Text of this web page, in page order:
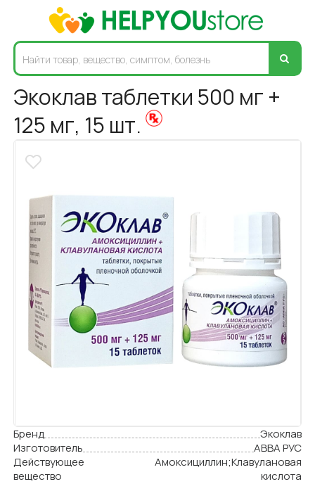
Экоклав таблетки 500 мг +
125 мг, 15 шт.
Бренд
Экоклав
Изготовитель
АВВА РУС
Действующее
вещество
Амоксициллин;Клавулановая
кислота